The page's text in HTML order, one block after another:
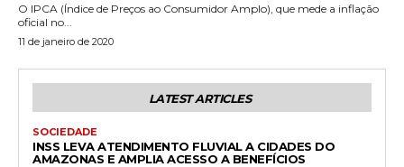
O IPCA (Índice de Preços ao Consumidor Amplo), que mede a inflação
oficial no...
11 de janeiro de 2020
LATEST ARTICLES
SOCIEDADE
INSS LEVA ATENDIMENTO FLUVIAL A CIDADES DO
AMAZONAS E AMPLIA ACESSO A BENEFÍCIOS